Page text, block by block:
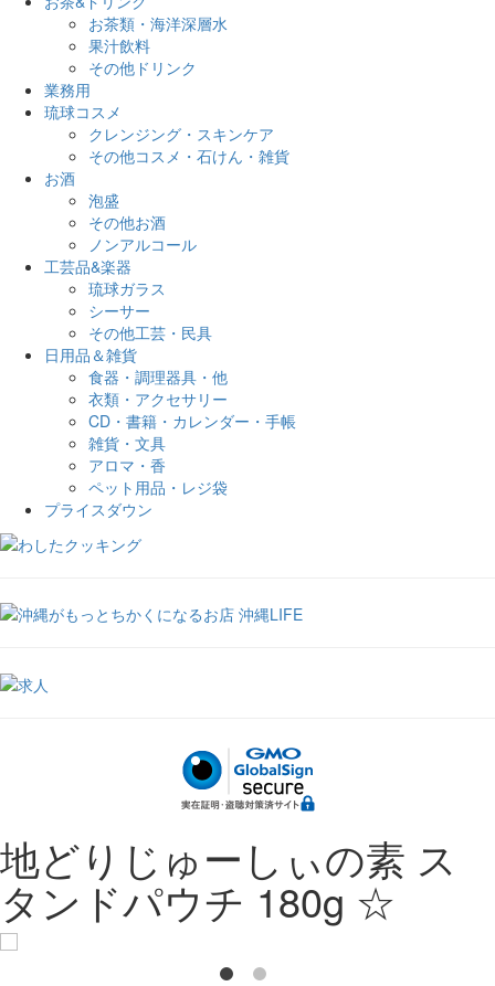
お茶類・海洋深層水
果汁飲料
その他ドリンク
業務用
琉球コスメ
クレンジング・スキンケア
その他コスメ・石けん・雑貨
お酒
泡盛
その他お酒
ノンアルコール
工芸品&楽器
琉球ガラス
シーサー
その他工芸・民具
日用品＆雑貨
食器・調理器具・他
衣類・アクセサリー
CD・書籍・カレンダー・手帳
雑貨・文具
アロマ・香
ペット用品・レジ袋
プライスダウン
地どりじゅーしぃの素 ス
タンドパウチ 180g ☆